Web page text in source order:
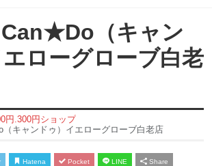
Can★Do（キャン
エローグローブ白老
円.300円ショップ
（キャンドゥ）イエローグローブ白老店
Hatena Pocket LINE Share